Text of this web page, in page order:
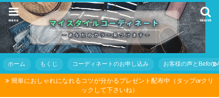
search
menu
ホーム もくじ コーディネートのお申し込み お客様の声とBefore
簡単におしゃれになれるコツが分かるプレゼント配布中（タップorクリ
ックして下さいね）